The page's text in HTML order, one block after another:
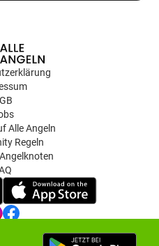
Alle Angeln
Regeln